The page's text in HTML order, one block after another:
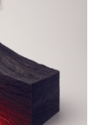
zeigt, dass
haben
in der
Erdmagnetfelds
sich verorten und
Jahren…